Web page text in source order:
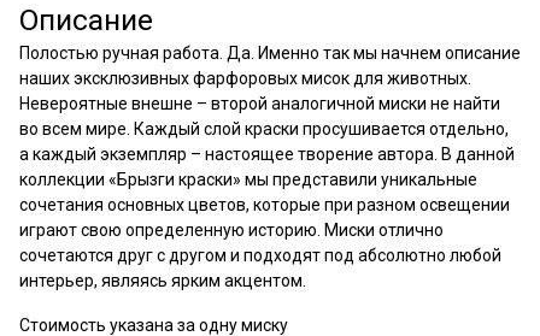
Описание
Полостью ручная работа. Да. Именно так мы начнем описание
наших эксклюзивных фарфоровых мисок для животных.
Невероятные внешне – второй аналогичной миски не найти
во всем мире. Каждый слой краски просушивается отдельно,
а каждый экземпляр – настоящее творение автора. В данной
коллекции «Брызги краски» мы представили уникальные
сочетания основных цветов, которые при разном освещении
играют свою определенную историю. Миски отлично
сочетаются друг с другом и подходят под абсолютно любой
интерьер, являясь ярким акцентом.
Стоимость указана за одну миску